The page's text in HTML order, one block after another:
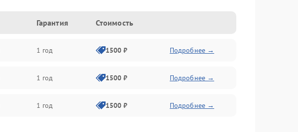
Гарантия Стоимость
1 год 1500 ₽ Подробнее →
1 год 1500 ₽ Подробнее →
1 год 1500 ₽ Подробнее →